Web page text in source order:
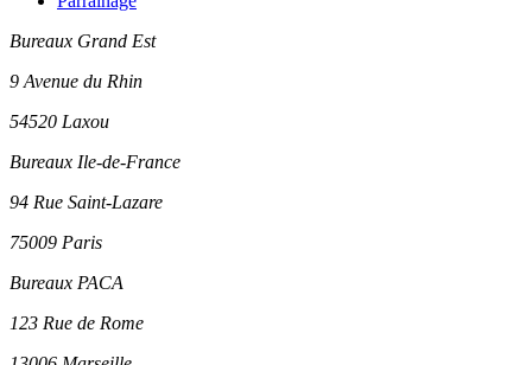
Bureaux Grand Est
9 Avenue du Rhin
54520 Laxou
Bureaux Ile-de-France
94 Rue Saint-Lazare
75009 Paris
Bureaux PACA
123 Rue de Rome